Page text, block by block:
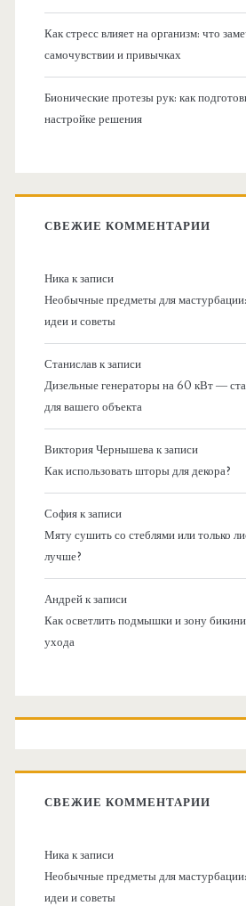
Как стресс влияет на организм: что
самочувствии и привычках
Бионические протезы рук: как
настройке решения
СВЕЖИЕ КОММЕНТАРИИ
Никак записи
Необычные предметы для
идеи и советы
Станиславк записи
Дизельные генераторы на 60 кВт —
для вашего объекта
Виктория Чернышевак записи
Как использовать шторы для декора?
Софияк записи
Мяту сушить со стеблями или только
лучше?
Андрейк записи
Как осветлить подмышки и зону
ухода
СВЕЖИЕ КОММЕНТАРИИ
Никак записи
Необычные предметы для
идеи и советы